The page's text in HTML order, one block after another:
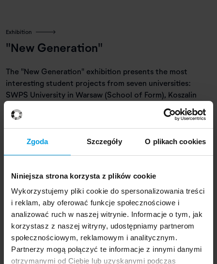
Zgoda Szczegóły O plikach cookies
Niniejsza strona korzysta z plików cookie
Wykorzystujemy pliki cookie do spersonalizowania treści
i reklam, aby oferować funkcje społecznościowe i
analizować ruch w naszej witrynie. Informacje o tym, jak
korzystasz z naszej witryny, udostępniamy partnerom
społecznościowym, reklamowym i analitycznym.
Partnerzy mogą połączyć te informacje z innymi danymi
otrzymanymi od Ciebie lub uzyskanymi podczas
Exhibition
"New Generation"
The "New Generation" exhibition presents the most
interesting student projects from seven universities:
SWPS University in Warsaw (School of Form), Koszalin
University of Technology, Bydgoszcz University of
Science and Technology, Academy of Art in Szczecin,
Academy of Fine Arts in Gdańsk, Academy of Fine Arts in
Kraków, and Sopot University of Applied Sciences. The
exhibition focuses on the voice of the younger
curator of the exhibition is Agata Kiedrowicz, a lecturer
at the School of Form. Five students of the School of
Form presented their projects at the exhibition:
Przemysław Sokół, Magdalena Szatyńska, Aleksandra
Niewiadomska, Karolina Czyż and Maja Marlicz.